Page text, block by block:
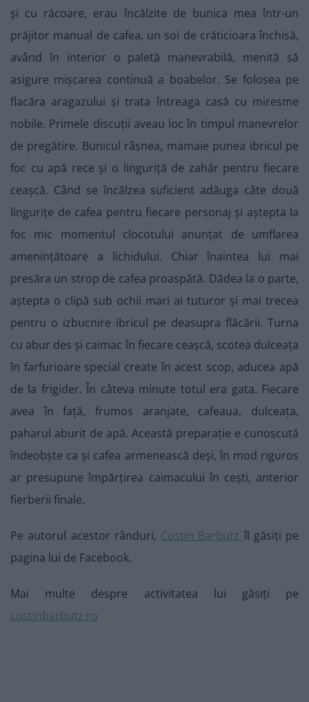
și cu răcoare, erau încălzite de bunica mea într-un
prăjitor manual de cafea, un soi de crăticioara închisă,
având în interior o paletă manevrabilă, menită să
asigure mișcarea continuă a boabelor. Se folosea pe
flacăra aragazului și trata întreaga casă cu miresme
nobile. Primele discuții aveau loc în timpul manevrelor
de pregătire. Bunicul râșnea, mamaie punea ibricul pe
foc cu apă rece și o linguriță de zahăr pentru fiecare
ceașcă. Când se încălzea suficient adăuga câte două
lingurițe de cafea pentru fiecare personaj și aștepta la
foc mic momentul clocotului anunțat de umflarea
amenințătoare a lichidului. Chiar înaintea lui mai
presăra un strop de cafea proaspătă. Dădea la o parte,
aștepta o clipă sub ochii mari ai tuturor și mai trecea
pentru o izbucnire ibricul pe deasupra flăcării. Turna
cu abur des și caimac în fiecare ceașcă, scotea dulceața
în farfurioare special create în acest scop, aducea apă
de la frigider. În câteva minute totul era gata. Fiecare
avea în față, frumos aranjate, cafeaua, dulceața,
paharul aburit de apă. Această preparație e cunoscută
îndeobște ca și cafea armenească deși, în mod riguros
ar presupune împărțirea caimacului în cești, anterior
fierberii finale.
Pe autorul acestor rânduri, Costin Barbutz îl găsiți pe
pagina lui de Facebook.
Mai multe despre activitatea lui găsiți pe
costinbarbutz.ro